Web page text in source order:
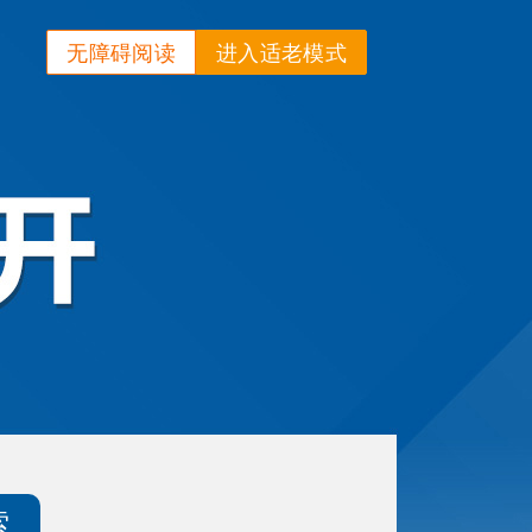
进入适老模式
无障碍阅读